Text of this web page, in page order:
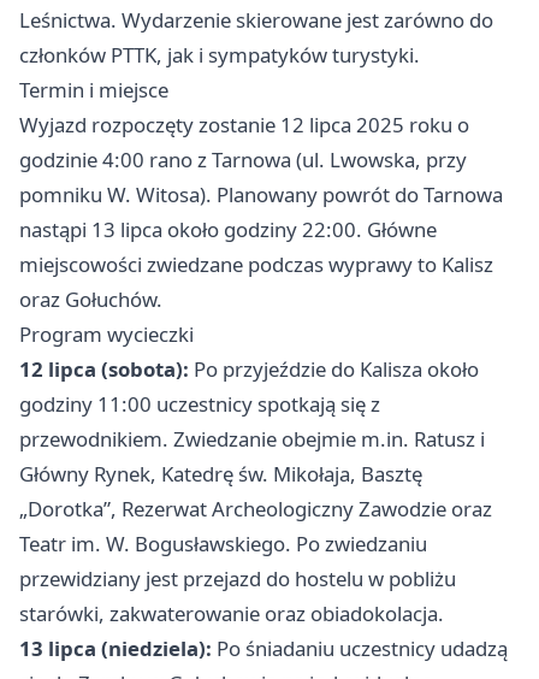
Leśnictwa. Wydarzenie skierowane jest zarówno do
członków PTTK, jak i sympatyków turystyki.
Termin i miejsce
Wyjazd rozpoczęty zostanie 12 lipca 2025 roku o
godzinie 4:00 rano z Tarnowa (ul. Lwowska, przy
pomniku W. Witosa). Planowany powrót do Tarnowa
nastąpi 13 lipca około godziny 22:00. Główne
miejscowości zwiedzane podczas wyprawy to Kalisz
oraz Gołuchów.
Program wycieczki
12 lipca (sobota): Po przyjeździe do Kalisza około
godziny 11:00 uczestnicy spotkają się z
przewodnikiem. Zwiedzanie obejmie m.in. Ratusz i
Główny Rynek, Katedrę św. Mikołaja, Basztę
„Dorotka”, Rezerwat Archeologiczny Zawodzie oraz
Teatr im. W. Bogusławskiego. Po zwiedzaniu
przewidziany jest przejazd do hostelu w pobliżu
starówki, zakwaterowanie oraz obiadokolacja.
13 lipca (niedziela): Po śniadaniu uczestnicy udadzą